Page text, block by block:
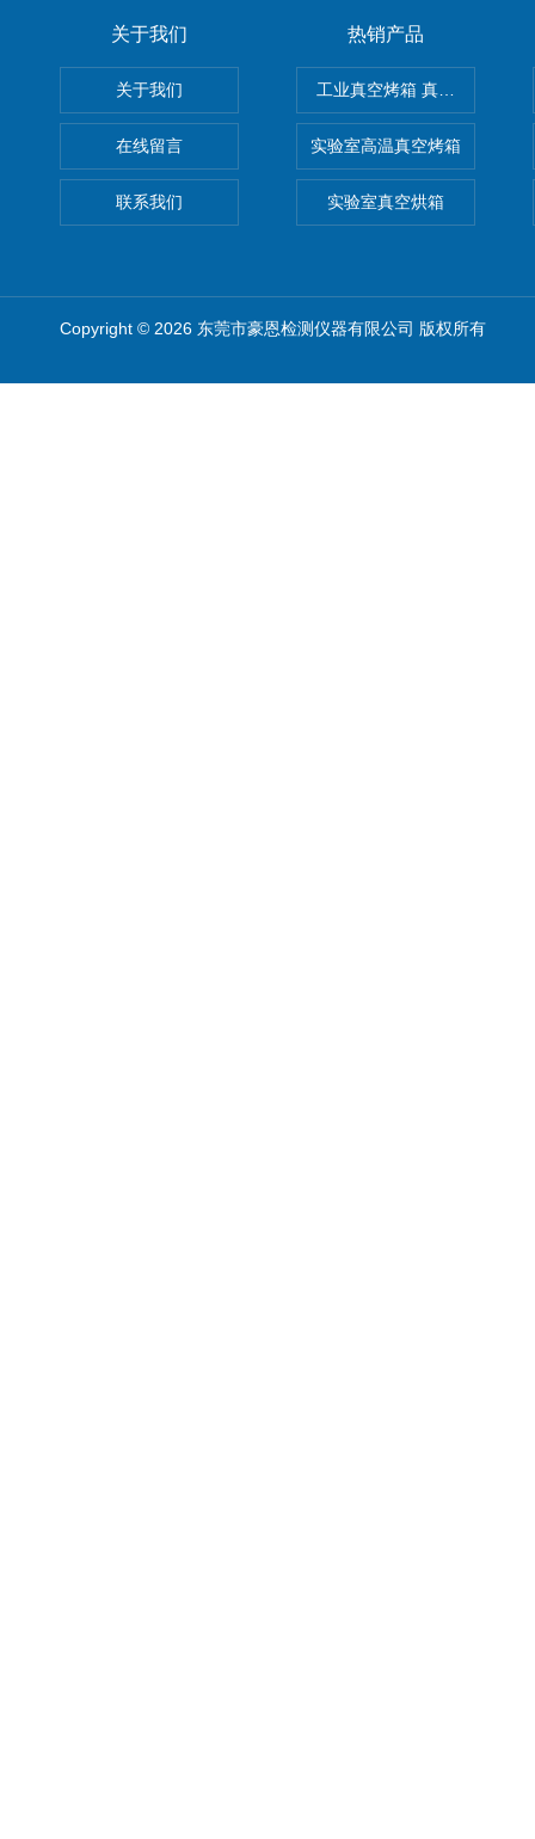
关于我们
关于我们
在线留言
联系我们
热销产品
工业真空烤箱 真空烘箱
实验室高温真空烤箱
实验室真空烘箱
Copyright © 2026 东莞市豪恩检测仪器有限公司 版权所有